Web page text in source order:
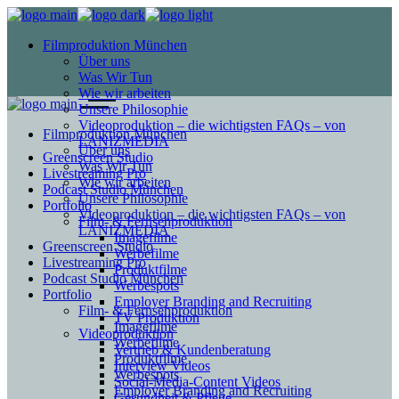
Filmproduktion München
Über uns
Was Wir Tun
Wie wir arbeiten
Unsere Philosophie
Videoproduktion – die wichtigsten FAQs – von
LANIZMEDIA
Greenscreen Studio
Livestreaming Pro
Podcast Studio München
Portfolio
Film- & Fernsehproduktion
Imagefilme
Werbefilme
Produktfilme
Werbespots
Employer Branding and Recruiting
TV Produktion
Videoproduktion
Vertrieb & Kundenberatung
Interview Videos
Social-Media-Content Videos
Filmproduktion München
Über uns
Was Wir Tun
Wie wir arbeiten
Unsere Philosophie
Videoproduktion – die wichtigsten FAQs – von
LANIZMEDIA
Greenscreen Studio
Livestreaming Pro
Podcast Studio München
Portfolio
Film- & Fernsehproduktion
Imagefilme
Werbefilme
Produktfilme
Werbespots
Employer Branding and Recruiting